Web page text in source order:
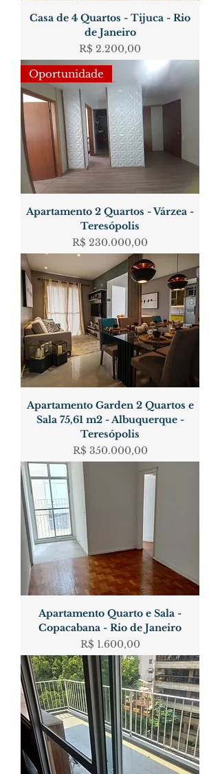
Casa de 4 Quartos - Tijuca - Rio
de Janeiro
Preço
R$ 2.200,00
Oportunidade
Apartamento 2 Quartos - Várzea -
Teresópolis
Preço
R$ 230.000,00
Apartamento Garden 2 Quartos e
Sala 75,61 m2 - Albuquerque -
Teresópolis
Preço
R$ 350.000,00
Apartamento Quarto e Sala -
Copacabana - Rio de Janeiro
Preço
R$ 1.600,00